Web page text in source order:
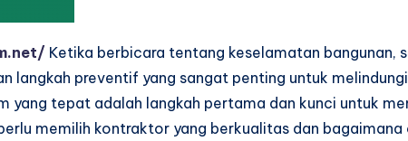
Ketika berbicara tentang keselamatan bangunan,
langkah preventif yang sangat penting untuk
yang tepat adalah langkah pertama dan kunci untuk
memilih kontraktor yang berkualitas dan bagaimana